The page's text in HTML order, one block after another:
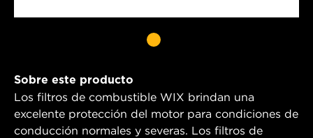
Sobre este producto
Los filtros de combustible WIX brindan una
excelente protección del motor para condiciones de
conducción normales y severas. Los filtros de